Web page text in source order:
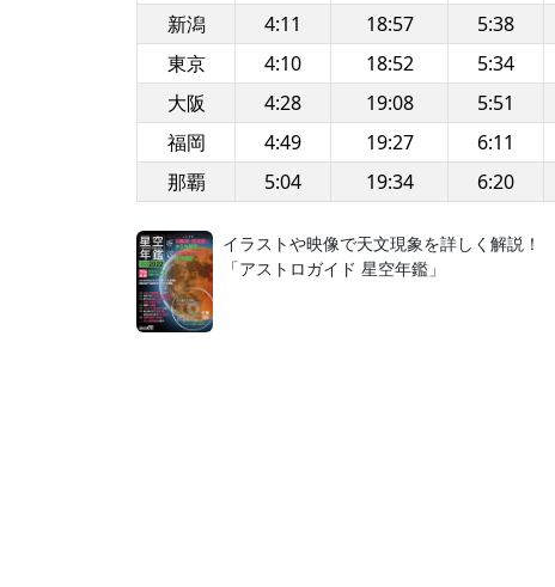
新潟
4:11 18:57 5:38
東京
4:10 18:52 5:34
大阪
4:28 19:08 5:51
福岡
4:49 19:27 6:11
那覇
5:04 19:34 6:20
イラストや映像で天文現象を詳しく解説！
「アストロガイド 星空年鑑」